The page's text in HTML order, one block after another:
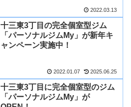
2022.03.13
十三東3丁目の完全個室型ジム
「パーソナルジムMy」が新年キ
ャンペーン実施中！
2022.01.07 2025.06.25
十三東3丁目に完全個室型のジム
「パーソナルジムMy」が